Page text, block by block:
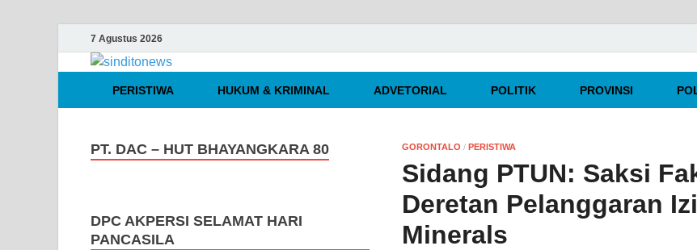
7 Agustus 2026
sinditonews
Media Independen Faktual dan Terpercaya
PERISTIWA
HUKUM & KRIMINAL ADVETORIAL POLITIK PROVINSI
GORONTALO / PERISTIWA
Sidang PTUN: Saksi
Deretan Pelanggaran
Minerals
PT. DAC – HUT BHAYANGKARA 80
DPC AKPERSI SELAMAT HARI
PANCASILA